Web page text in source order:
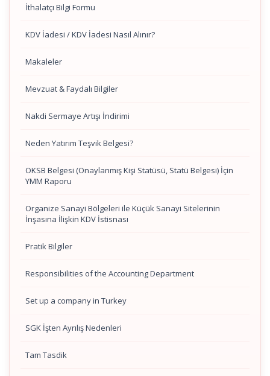
İthalatçı Bilgi Formu
KDV İadesi / KDV İadesi Nasıl Alınır?
Makaleler
Mevzuat & Faydalı Bilgiler
Nakdi Sermaye Artışı İndirimi
Neden Yatırım Teşvik Belgesi?
OKSB Belgesi (Onaylanmış Kişi Statüsü, Statü Belgesi) İçin
YMM Raporu
Organize Sanayi Bölgeleri ile Küçük Sanayi Sitelerinin
İnşasına İlişkin KDV İstisnası
Pratik Bilgiler
Responsibilities of the Accounting Department
Set up a company in Turkey
SGK İşten Ayrılış Nedenleri
Tam Tasdik